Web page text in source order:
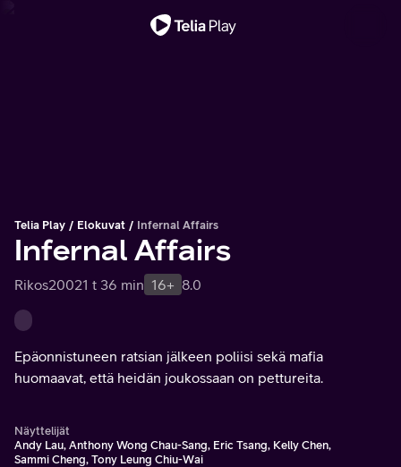
Telia Play Elokuvat Infernal Affairs
Infernal Affairs
Rikos20021 t 36 min 16+ 8.0
Epäonnistuneen ratsian jälkeen poliisi sekä mafia
huomaavat, että heidän joukossaan on pettureita.
Näyttelijät
Andy Lau, Anthony Wong Chau-Sang, Eric Tsang, Kelly Chen,
Sammi Cheng, Tony Leung Chiu-Wai